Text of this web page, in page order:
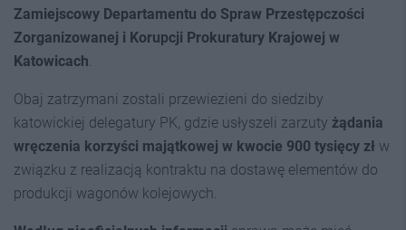
Zamiejscowy Departamentu do Spraw Przestępczości
Zorganizowanej i Korupcji Prokuratury Krajowej w
Katowicach
Obaj zatrzymani zostali przewiezieni do siedziby
katowickiej delegatury PK, gdzie usłyszeli zarzuty żądania
wręczenia korzyści majątkowej w kwocie 900 tysięcy zł w
związku z realizacją kontraktu na dostawę elementów do
produkcji wagonów kolejowych.